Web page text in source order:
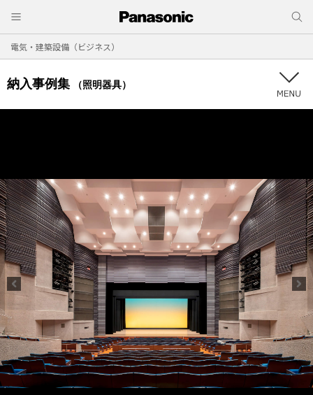
電気・建築設備（ビジネス）
納入事例集 （照明器具）